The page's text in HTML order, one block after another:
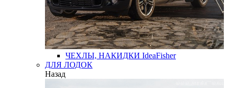
ЧЕХЛЫ, НАКИДКИ IdeaFisher
ДЛЯ ЛОДОК
Назад